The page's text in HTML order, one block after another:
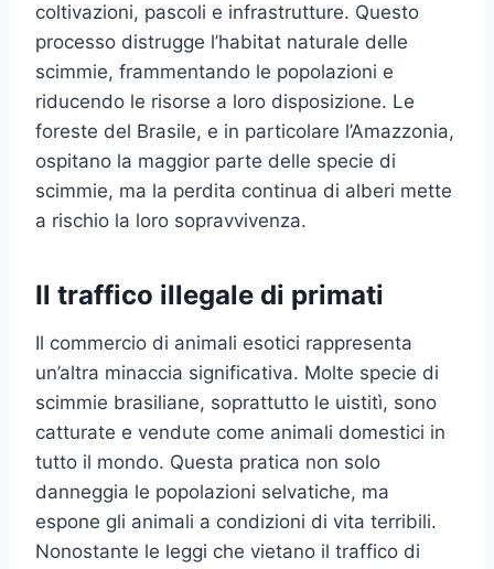
coltivazioni, pascoli e infrastrutture. Questo
processo distrugge l’habitat naturale delle
scimmie, frammentando le popolazioni e
riducendo le risorse a loro disposizione. Le
foreste del Brasile, e in particolare l’Amazzonia,
ospitano la maggior parte delle specie di
scimmie, ma la perdita continua di alberi mette
a rischio la loro sopravvivenza.
Il traffico illegale di primati
Il commercio di animali esotici rappresenta
un’altra minaccia significativa. Molte specie di
scimmie brasiliane, soprattutto le uistitì, sono
catturate e vendute come animali domestici in
tutto il mondo. Questa pratica non solo
danneggia le popolazioni selvatiche, ma
espone gli animali a condizioni di vita terribili.
Nonostante le leggi che vietano il traffico di